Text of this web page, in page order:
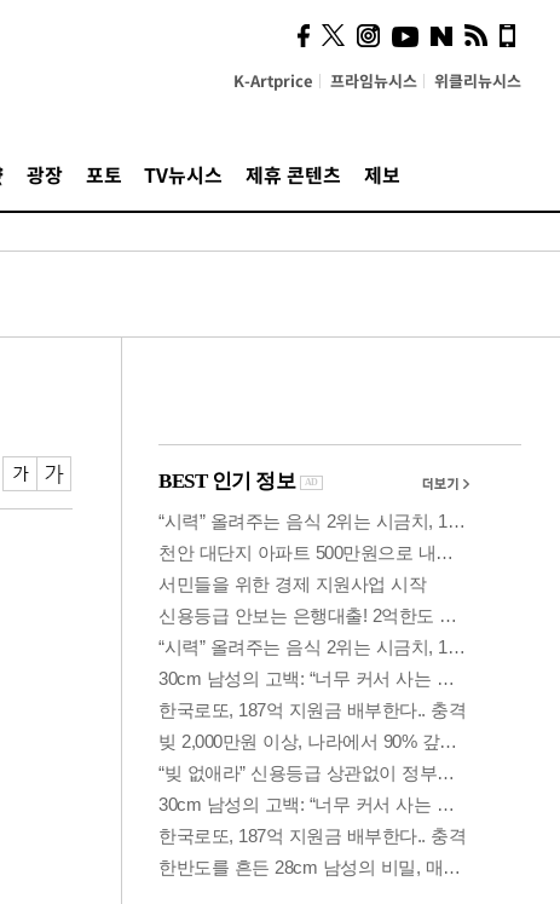
K-Artprice 프라임뉴시스 위클리뉴시스
광장 포토 TV뉴시스 제휴 콘텐츠 제보
의견, 국토부·LH에 충실히
전달할 것"